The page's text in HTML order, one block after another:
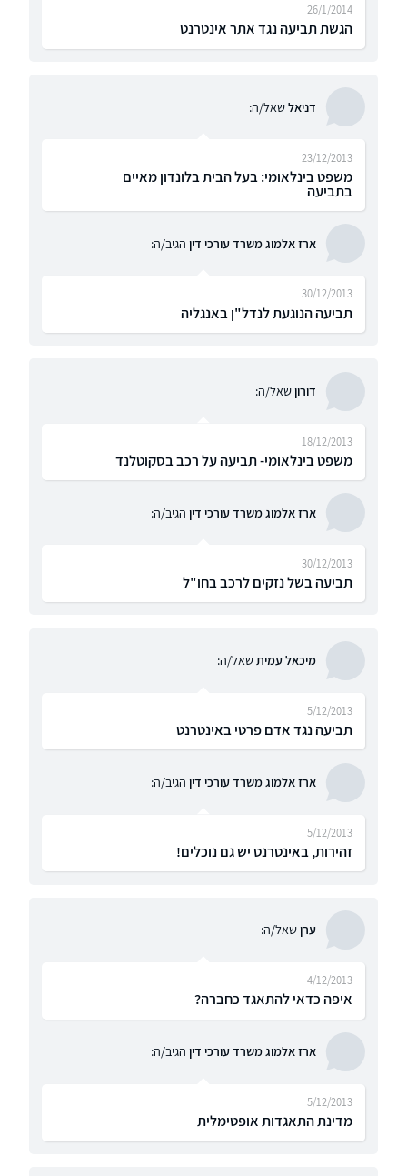
הגשת תביעה נגד אתר אינטרנט
26/1/2014
דניאלשאל/ה:
משפט בינלאומי: בעל הבית בלונדון מאיים
בתביעה
23/12/2013
ארז אלמוג משרד עורכי דין הגיב/ה:
תביעה הנוגעת לנדל"ן באנגליה
30/12/2013
דורוןשאל/ה:
משפט בינלאומי- תביעה על רכב בסקוטלנד
18/12/2013
ארז אלמוג משרד עורכי דין הגיב/ה:
תביעה בשל נזקים לרכב בחו"ל
30/12/2013
מיכאל עמיתשאל/ה:
תביעה נגד אדם פרטי באינטרנט
5/12/2013
ארז אלמוג משרד עורכי דין הגיב/ה:
זהירות, באינטרנט יש גם נוכלים!
5/12/2013
ערןשאל/ה:
איפה כדאי להתאגד כחברה?
4/12/2013
ארז אלמוג משרד עורכי דין הגיב/ה:
מדינת התאגדות אופטימלית
5/12/2013